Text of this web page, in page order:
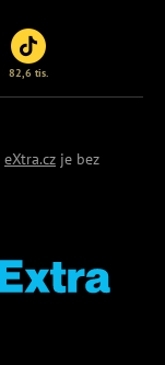
82,6 tis.
eXtra.cz je bez